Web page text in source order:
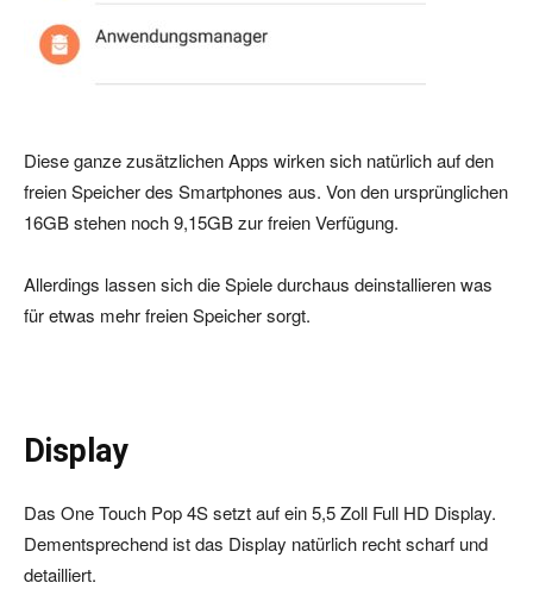
Diese ganze zusätzlichen Apps wirken sich natürlich auf den
freien Speicher des Smartphones aus. Von den ursprünglichen
16GB stehen noch 9,15GB zur freien Verfügung.
Allerdings lassen sich die Spiele durchaus deinstallieren was
für etwas mehr freien Speicher sorgt.
Display
Das One Touch Pop 4S setzt auf ein 5,5 Zoll Full HD Display.
Dementsprechend ist das Display natürlich recht scharf und
detailliert.